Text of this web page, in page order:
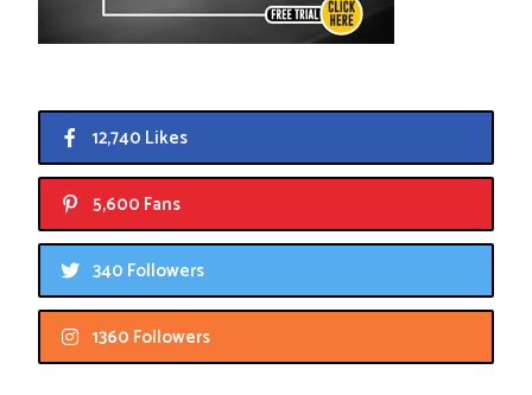
12,740 Likes
5,600 Fans
340 Followers
1360 Followers